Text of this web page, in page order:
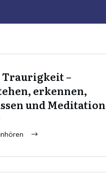
Traurigkeit –
erkennen,
und Meditation